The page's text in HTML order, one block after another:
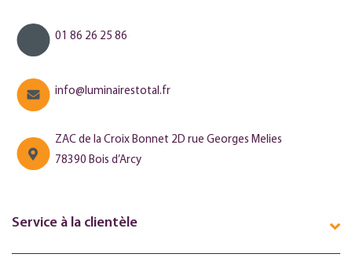
01 86 26 25 86
info@luminairestotal.fr
ZAC de la Croix Bonnet 2D rue Georges Melies
78390 Bois d’Arcy
Service à la clientèle